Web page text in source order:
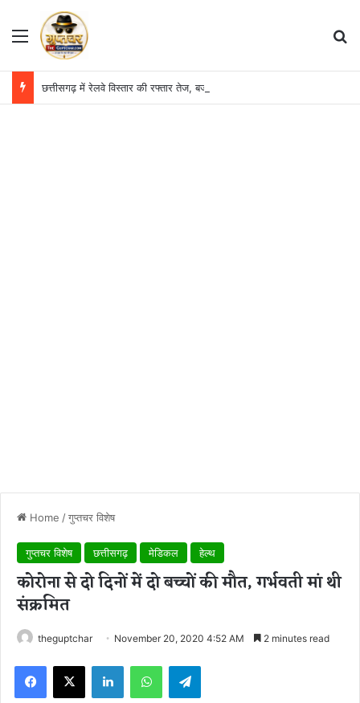
Menu
Home /गुप्तचर विशेष
गुप्तचर विशेष छत्तीसगढ़ मेडिकल हेल्थ
कोरोना से दो दिनों में दो बच्चों की मौत, गर्भवती मां थी
संक्रमित
theguptchar November 20, 2020 4:52 AM 2 minutes read